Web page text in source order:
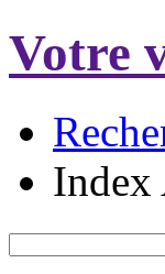
Votre
Index